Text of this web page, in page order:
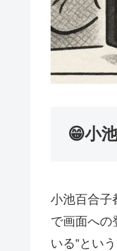
😁小
小池百合子
で画面へ
いる”とい